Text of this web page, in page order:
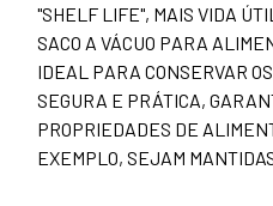
"SHELF LIFE", MAIS VIDA
SACO A VÁCUO PARA
IDEAL PARA CONSERVAR
SEGURA E PRÁTICA,
PROPRIEDADES DE
EXEMPLO, SEJAM